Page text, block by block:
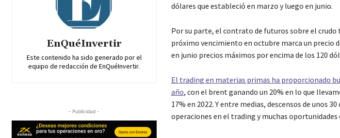
EnQuéInvertir
Este contenido ha sido generado por el
equipo de redacción de EnQuéInvertir.
- Publicidad -
dólares que estableció en marzo y luego en junio.
Por su parte, el contrato de futuros sobre el
próximo vencimiento en octubre marca un precio
en junio precios máximos por encima de los 120
El trading en materias primas ha proporcionado
año, con el brent ganando un 20% en lo que
17% en 2022. Y entre medias, descensos de unos
operaciones en el trading y muchas oportunidades